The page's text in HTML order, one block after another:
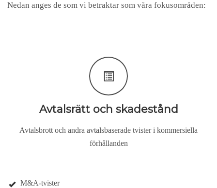
Nedan anges de som vi betraktar som våra fokusområden:
Avtalsrätt och skadestånd
Avtalsbrott och andra avtalsbaserade tvister i kommersiella
förhållanden
M&A-tvister